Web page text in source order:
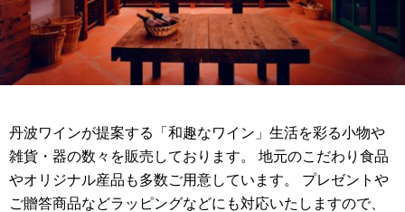
丹波ワインが提案する「和趣なワイン」生活を彩る小物や
雑貨・器の数々を販売しております。 地元のこだわり食品
やオリジナル産品も多数ご用意しています。 プレゼントや
ご贈答商品などラッピングなどにも対応いたしますので、